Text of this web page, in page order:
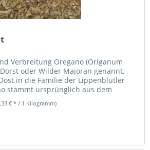
Verbreitung Oregano (Origanum
oder Wilder Majoran genannt,
in die Familie der Lippenblütler
stammt ursprünglich aus dem
€ * / 1 Kilogramm)